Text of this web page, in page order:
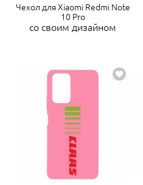
Чехол для Xiaomi Redmi Note
10 Pro
со своим дизайном